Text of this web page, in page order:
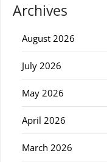
Archives
August 2026
July 2026
May 2026
April 2026
March 2026